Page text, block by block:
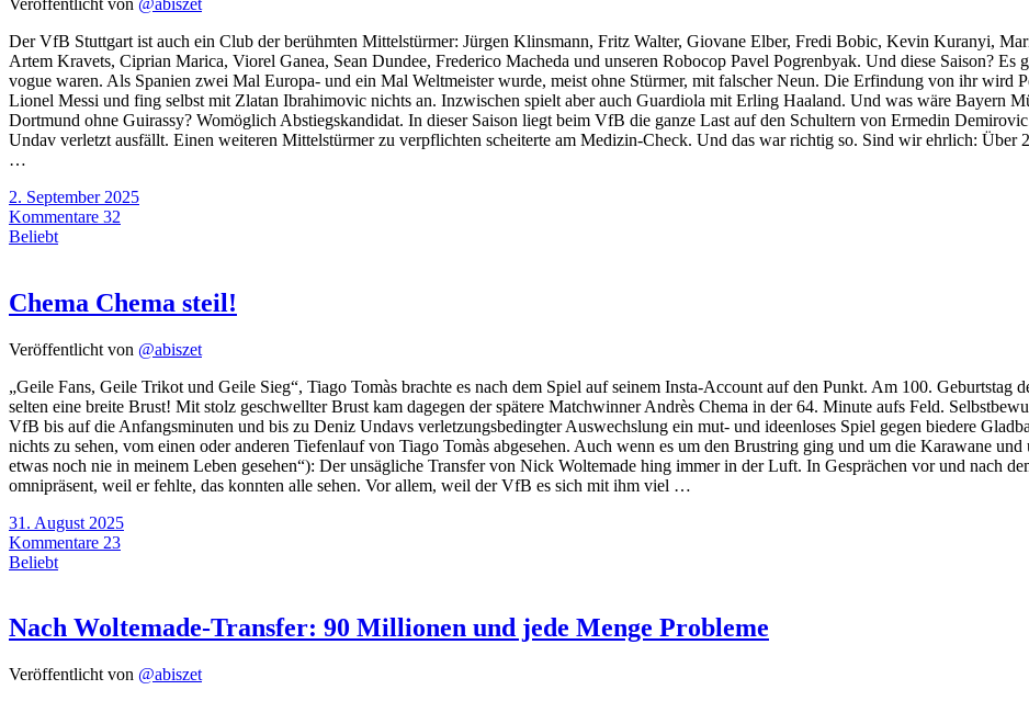
Der VfB Stuttgart ist auch ein Club der berühmten Mittelstürmer: Jürgen Klinsmann, Fritz Walter, Giovane Elber, Fredi Bobic, Kevin Kuranyi,
Artem Kravets, Ciprian Marica, Viorel Ganea, Sean Dundee, Frederico Macheda und unseren Robocop Pavel Pogrenbyak. Und diese Saison? Es
vogue waren. Als Spanien zwei Mal Europa- und ein Mal Weltmeister wurde, meist ohne Stürmer, mit falscher Neun. Die Erfindung von ihr wird
Lionel Messi und fing selbst mit Zlatan Ibrahimovic nichts an. Inzwischen spielt aber auch Guardiola mit Erling Haaland. Und was wäre Bayern
Dortmund ohne Guirassy? Womöglich Abstiegskandidat. In dieser Saison liegt beim VfB die ganze Last auf den Schultern von Ermedin
Undav verletzt ausfällt. Einen weiteren Mittelstürmer zu verpflichten scheiterte am Medizin-Check. Und das war richtig so. Sind wir ehrlich:
…
2. September 2025
Kommentare 32
Beliebt
Chema Chema steil!
Veröffentlicht von @abiszet
„Geile Fans, Geile Trikot und Geile Sieg“, Tiago Tomàs brachte es nach dem Spiel auf seinem Insta-Account auf den Punkt. Am 100. Geburtstag
selten eine breite Brust! Mit stolz geschwellter Brust kam dagegen der spätere Matchwinner Andrès Chema in der 64. Minute aufs Feld.
VfB bis auf die Anfangsminuten und bis zu Deniz Undavs verletzungsbedingter Auswechslung ein mut- und ideenloses Spiel gegen biedere
nichts zu sehen, vom einen oder anderen Tiefenlauf von Tiago Tomàs abgesehen. Auch wenn es um den Brustring ging und um die Karawane
etwas noch nie in meinem Leben gesehen“): Der unsägliche Transfer von Nick Woltemade hing immer in der Luft. In Gesprächen vor und nach
omnipräsent, weil er fehlte, das konnten alle sehen. Vor allem, weil der VfB es sich mit ihm viel …
31. August 2025
Kommentare 23
Beliebt
Nach Woltemade-Transfer: 90 Millionen und jede Menge Probleme
Veröffentlicht von @abiszet